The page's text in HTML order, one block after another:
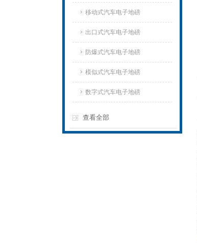
移动式汽车电子地磅
出口式汽车电子地磅
防爆式汽车电子地磅
模似式汽车电子地磅
数字式汽车电子地磅
查看全部